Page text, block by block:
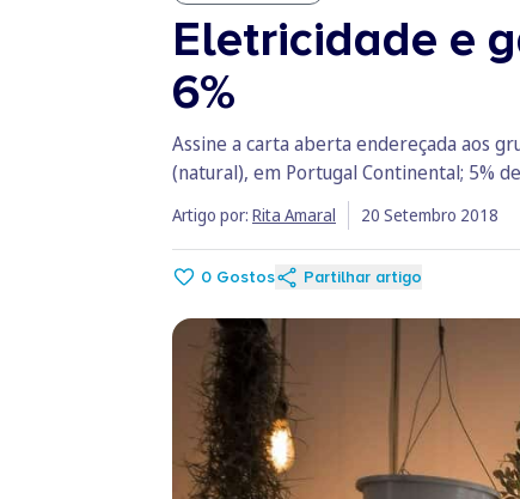
Eletricidade e
6%
Assine a carta aberta endereçada aos
(natural), em Portugal Continental; 5%
Artigo por: Rita Amaral 20 Setembro 2018
0 Gostos Partilhar artigo